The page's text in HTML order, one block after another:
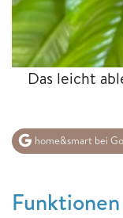
Das leicht
home&smart bei